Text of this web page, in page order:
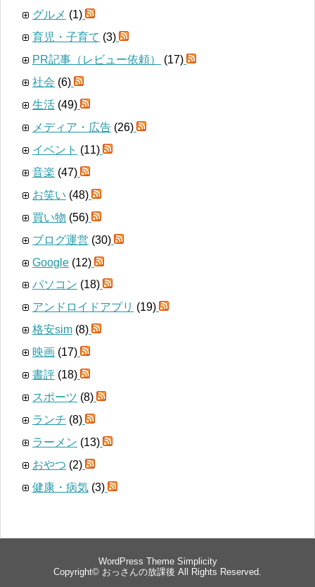
グルメ (1)
育児・子育て (3)
PR記事（レビュー依頼）
(17)
社会 (6)
生活 (49)
メディア・広告 (26)
イベント (11)
音楽 (47)
お笑い (48)
買い物 (56)
ブログ運営 (30)
Google (12)
パソコン (18)
アンドロイドアプリ (19)
格安sim (8)
映画 (17)
書評 (18)
スポーツ (8)
ランチ (8)
ラーメン (13)
おやつ (2)
健康・病気 (3)
WordPress Theme Simplicity
Copyright© おっさんの放課後 All Rights Reserved.